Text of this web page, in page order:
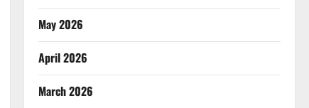
May 2026
April 2026
March 2026